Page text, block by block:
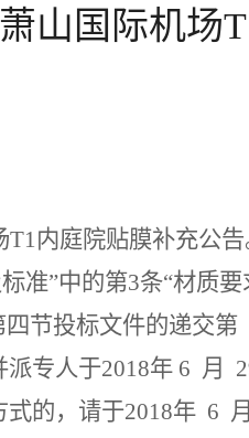
山国际机场
T1内庭院贴膜补充公告
准”中的第3条“材质要
节投标文件的递交第
派专人于2018年 6 月
式的，请于2018年 6 月